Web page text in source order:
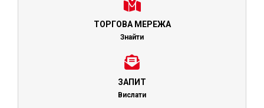
ТОРГОВА МЕРЕЖА
Знайти
ЗАПИТ
Вислати